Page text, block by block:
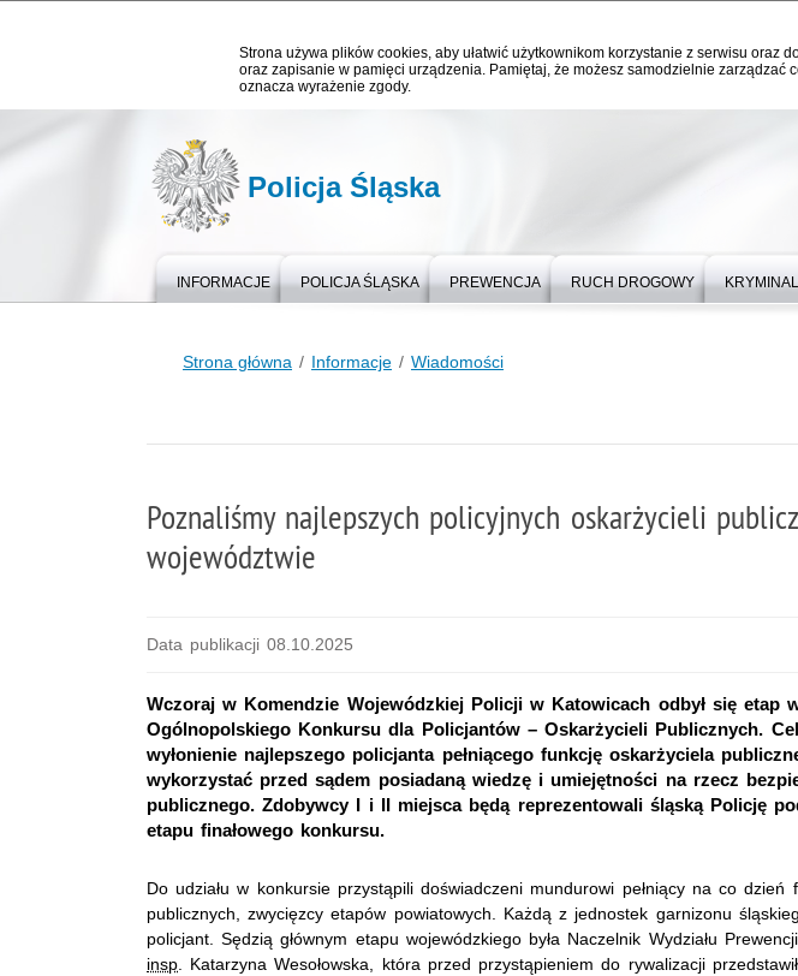
Strona używa plików cookies, aby ułatwić użytkownikom korzystanie z serwisu oraz
oraz zapisanie w pamięci urządzenia. Pamiętaj, że możesz samodzielnie
oznacza wyrażenie zgody.
Policja Śląska
INFORMACJE POLICJA ŚLĄSKA PREWENCJA RUCH DROGOWY
Strona główna Informacje Wiadomości
Poznaliśmy najlepszych policyjnych oskarżycieli
województwie
Data publikacji 08.10.2025
Wczoraj w Komendzie Wojewódzkiej Policji w Katowicach odbył się etap
Ogólnopolskiego Konkursu dla Policjantów – Oskarżycieli Publicznych.
wyłonienie najlepszego policjanta pełniącego funkcję oskarżyciela
wykorzystać przed sądem posiadaną wiedzę i umiejętności na rzecz
publicznego. Zdobywcy I i II miejsca będą reprezentowali śląską Policję
etapu finałowego konkursu.
Do udziału w konkursie przystąpilidoświadczeni mundurowi pełniący na co dzień
publicznych,zwycięzcy etapów powiatowych. Każdą z jednostek garnizonu
policjant.Sędzią głównym etapu wojewódzkiego była Naczelnik Wydziału Prewencji
insp. Katarzyna Wesołowska, która przed przystąpieniem do rywalizacji